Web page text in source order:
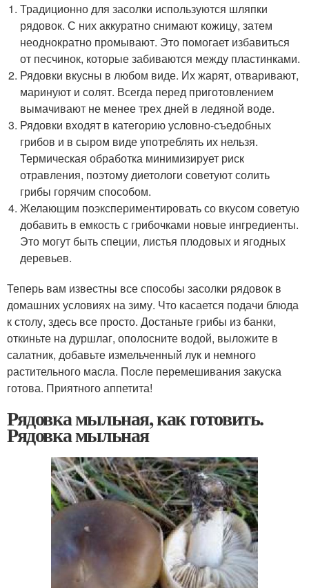
Традиционно для засолки используются шляпки
рядовок. С них аккуратно снимают кожицу, затем
неоднократно промывают. Это помогает избавиться
от песчинок, которые забиваются между пластинками.
Рядовки вкусны в любом виде. Их жарят, отваривают,
маринуют и солят. Всегда перед приготовлением
вымачивают не менее трех дней в ледяной воде.
Рядовки входят в категорию условно-съедобных
грибов и в сыром виде употреблять их нельзя.
Термическая обработка минимизирует риск
отравления, поэтому диетологи советуют солить
грибы горячим способом.
Желающим поэкспериментировать со вкусом советую
добавить в емкость с грибочками новые ингредиенты.
Это могут быть специи, листья плодовых и ягодных
деревьев.
Теперь вам известны все способы засолки рядовок в
домашних условиях на зиму. Что касается подачи блюда
к столу, здесь все просто. Достаньте грибы из банки,
откиньте на дуршлаг, ополосните водой, выложите в
салатник, добавьте измельченный лук и немного
растительного масла. После перемешивания закуска
готова. Приятного аппетита!
Рядовка мыльная, как готовить.
Рядовка мыльная